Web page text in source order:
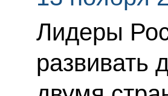
Лидеры
развивать